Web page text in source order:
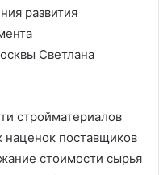
развития
Светлана
стройматериалов
наценок поставщиков
стоимости сырья